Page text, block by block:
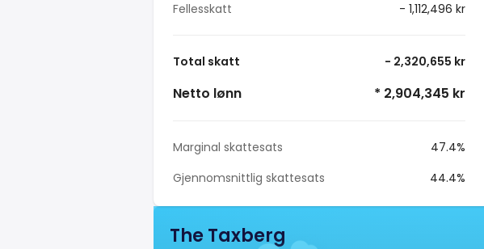
Fellesskatt
- 1,112,496 kr
Total skatt - 2,320,655 kr
Netto lønn * 2,904,345 kr
Marginal skattesats
47.4%
Gjennomsnittlig skattesats
44.4%
The Taxberg